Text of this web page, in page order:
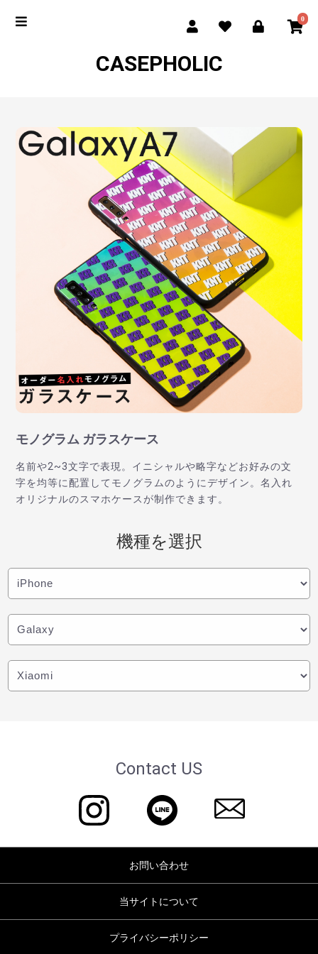
0
CASEPHOLIC
モノグラム ガラスケース
名前や2~3文字で表現。イニシャルや略字などお好みの文
字を均等に配置してモノグラムのようにデザイン。名入れ
オリジナルのスマホケースが制作できます。
機種を選択
Contact US
お問い合わせ
当サイトについて
プライバシーポリシー